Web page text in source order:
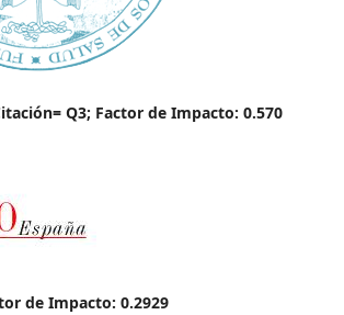
Q3; Factor de Impacto: 0.570
de Impacto: 0.2929